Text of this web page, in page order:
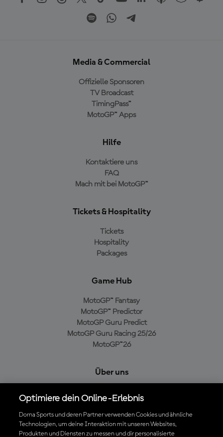
Media & Commercial
Offizielle Sponsoren
TV Broadcast
TimingPass™
MotoGP™ Apps
Hilfe
Kontaktiere uns
FAQ
Mach mit bei MotoGP™
Tickets & Hospitality
Tickets
Hospitality
Packages
Game Hub
MotoGP™ Fantasy
MotoGP™ Predictor
MotoGP Guru Predict
MotoGP Guru Racing 25/26
MotoGP™26
Über uns
Cookie-Richtlinien
Geschäftsbedingungen
Datenschutzrichtlinien
Optimiere dein Online-Erlebnis
Dorna Sports und deren Partner verwenden Cookies und ähnliche
Technologien, um deine Interaktion mit unseren Websites,
Produkten und Diensten zu messen und dir personalisierte